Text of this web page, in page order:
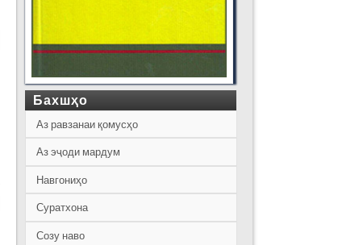
Бахшҳо
Аз равзанаи қомусҳо
Аз эҷоди мардум
Навгониҳо
Суратхона
Созу наво